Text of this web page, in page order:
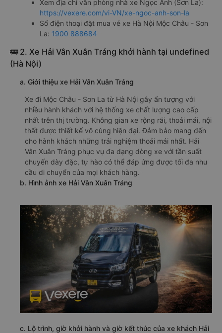
Xem địa chỉ văn phòng nhà xe Ngọc Anh (Sơn La):
https://vexere.com/vi-VN/xe-ngoc-anh-son-la
Số điện thoại đặt mua vé xe Hà Nội Mộc Châu - Sơn
La: 1900 888684
🚌 2. Xe Hải Vân Xuân Tráng khởi hành tại undefined
(Hà Nội)
a. Giới thiệu xe Hải Vân Xuân Tráng
Xe đi Mộc Châu - Sơn La từ Hà Nội gây ấn tượng với
nhiều hành khách với hệ thống xe chất lượng cao cấp
nhất trên thị trường. Không gian xe rộng rãi, thoải mái, nội
thất được thiết kế vô cùng hiện đại. Đảm bảo mang đến
cho hành khách những trải nghiệm thoải mái nhất. Hải
Vân Xuân Tráng phục vụ đa dạng dòng xe với tần suất
chuyến dày đặc, tự hào có thể đáp ứng được tối đa nhu
cầu di chuyển của mọi khách hàng.
b. Hình ảnh xe Hải Vân Xuân Tráng
c. Lộ trình, giờ khởi hành và giờ kết thúc của xe khách Hải